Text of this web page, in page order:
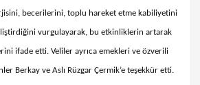
becerilerini, toplu hareket etme kabiliyetini
vurgulayarak, bu etkinliklerin artarak
ifade etti. Veliler ayrıca emekleri ve özverili
Berkay ve Aslı Rüzgar Çermik’e teşekkür etti.